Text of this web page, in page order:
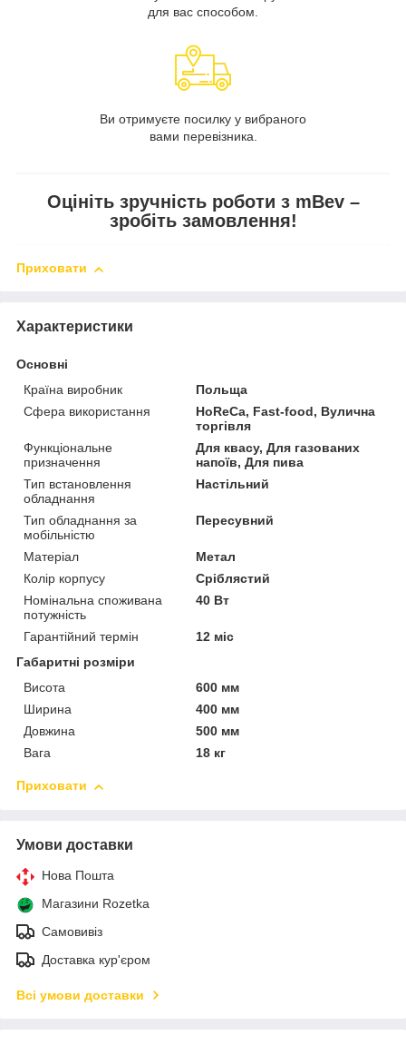
для вас способом.
Ви отримуєте посилку у вибраного
вами перевізника.
Оцініть зручність роботи з mBev –
зробіть замовлення!
Приховати
Характеристики
Основні
Країна виробник
Польща
Сфера використання
HoReCa, Fast-food, Вулична
торгівля
Функціональне
призначення
Для квасу, Для газованих
напоїв, Для пива
Тип встановлення
обладнання
Настільний
Тип обладнання за
мобільністю
Пересувний
Матеріал
Метал
Колір корпусу
Сріблястий
Номінальна споживана
потужність
40 Вт
Гарантійний термін
12 міс
Габаритні розміри
Висота
600 мм
Ширина
400 мм
Довжина
500 мм
Вага
18 кг
Приховати
Умови доставки
Нова Пошта
Магазини Rozetka
Самовивіз
Доставка кур'єром
Всі умови доставки